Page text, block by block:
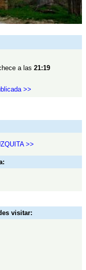
a las 21:19
>>
>>
visitar: